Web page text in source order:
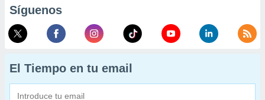
Síguenos
El Tiempo en tu email